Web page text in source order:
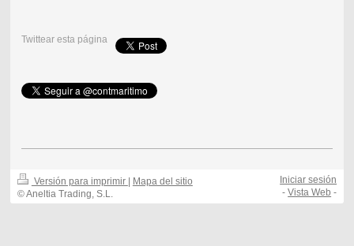
Twittear esta página
Versión para imprimir | Mapa del sitio
© Aneltia Trading, S.L.
Iniciar sesión
-Vista Web -